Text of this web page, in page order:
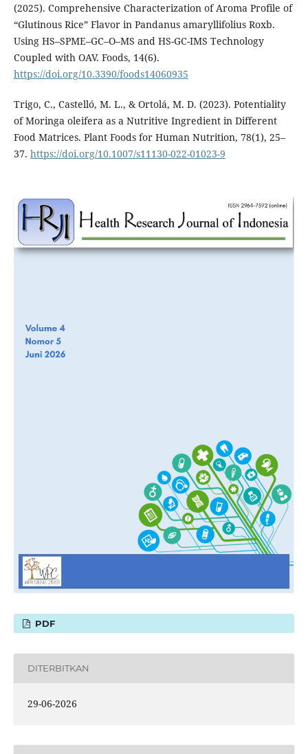
(2025). Comprehensive Characterization of Aroma Profile of
“Glutinous Rice” Flavor in Pandanus amaryllifolius Roxb.
Using HS–SPME–GC–O–MS and HS-GC-IMS Technology
Coupled with OAV. Foods, 14(6).
https://doi.org/10.3390/foods14060935
Trigo, C., Castelló, M. L., & Ortolá, M. D. (2023). Potentiality
of Moringa oleifera as a Nutritive Ingredient in Different
Food Matrices. Plant Foods for Human Nutrition, 78(1), 25–
37. https://doi.org/10.1007/s11130-022-01023-9
PDF
DITERBITKAN
29-06-2026